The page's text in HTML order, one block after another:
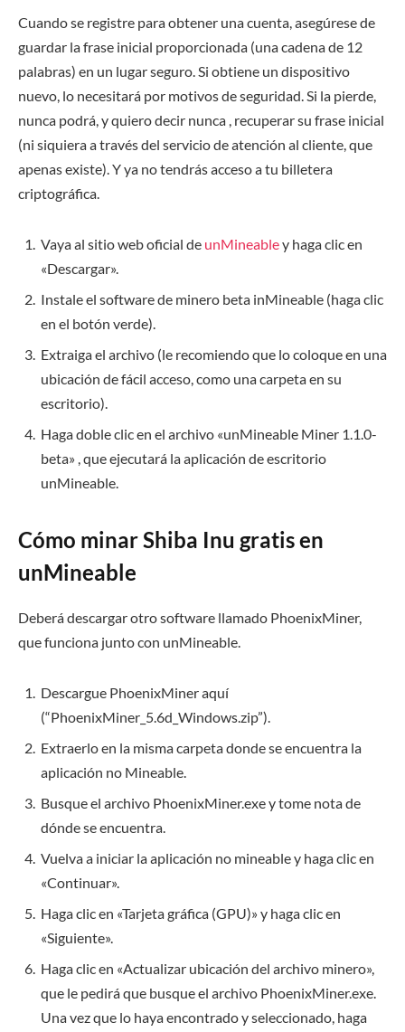
Cuando se registre para obtener una cuenta, asegúrese de
guardar la frase inicial proporcionada (una cadena de 12
palabras) en un lugar seguro. Si obtiene un dispositivo
nuevo, lo necesitará por motivos de seguridad. Si la pierde,
nunca podrá, y quiero decir nunca , recuperar su frase inicial
(ni siquiera a través del servicio de atención al cliente, que
apenas existe). Y ya no tendrás acceso a tu billetera
criptográfica.
Vaya al sitio web oficial de unMineabley haga clic en
«Descargar».
Instale el software de minero beta inMineable (haga clic
en el botón verde).
Extraiga el archivo (le recomiendo que lo coloque en una
ubicación de fácil acceso, como una carpeta en su
escritorio).
Haga doble clic en el archivo «unMineable Miner 1.1.0-
beta» , que ejecutará la aplicación de escritorio
unMineable.
Cómo minar Shiba Inu gratis en
unMineable
Deberá descargar otro software llamado PhoenixMiner,
que funciona junto con unMineable.
Descargue PhoenixMiner aquí
(“PhoenixMiner_5.6d_Windows.zip”).
Extraerlo en la misma carpeta donde se encuentra la
aplicación no Mineable.
Busque el archivo PhoenixMiner.exe y tome nota de
dónde se encuentra.
Vuelva a iniciar la aplicación no mineable y haga clic en
«Continuar».
Haga clic en «Tarjeta gráfica (GPU)» y haga clic en
«Siguiente».
Haga clic en «Actualizar ubicación del archivo minero»,
que le pedirá que busque el archivo PhoenixMiner.exe.
Una vez que lo haya encontrado y seleccionado, haga